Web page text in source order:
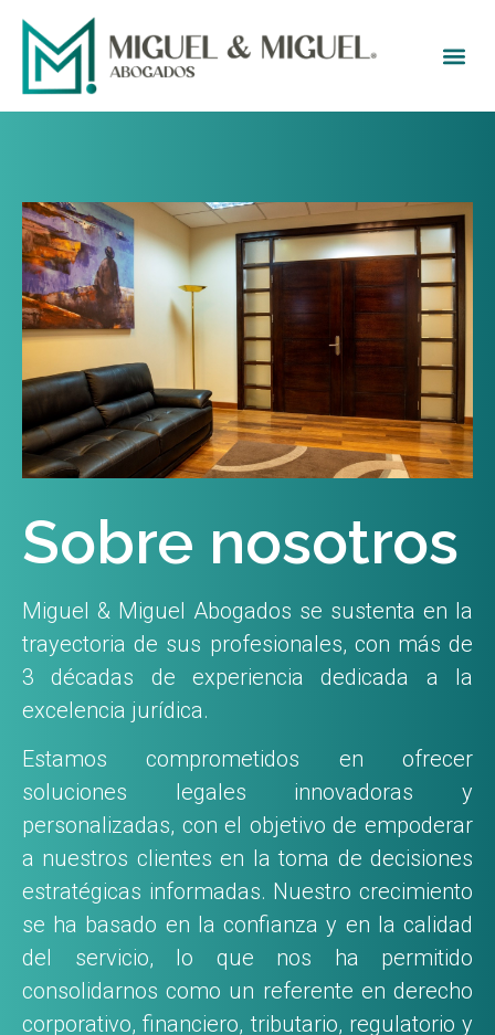
Sobre nosotros
Miguel & Miguel Abogados se sustenta en la
trayectoria de sus profesionales, con más de
3 décadas de experiencia dedicada a la
excelencia jurídica.
Estamos comprometidos en ofrecer
soluciones legales innovadoras y
personalizadas, con el objetivo de empoderar
a nuestros clientes en la toma de decisiones
estratégicas informadas. Nuestro crecimiento
se ha basado en la confianza y en la calidad
del servicio, lo que nos ha permitido
consolidarnos como un referente en derecho
corporativo, financiero, tributario, regulatorio y